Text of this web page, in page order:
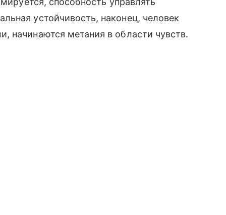
устойчивость, наконец, человек
начинаются метания в области чувств.